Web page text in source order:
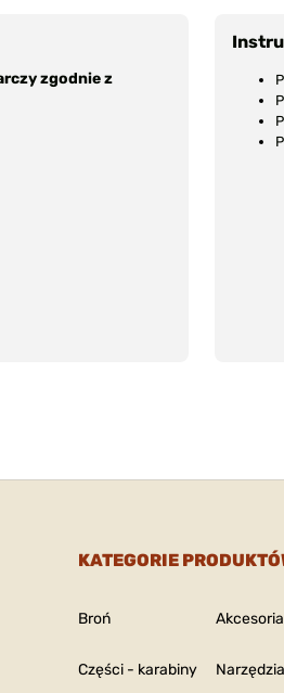
zgodnie z
KATEGORIE
Broń
Części - karabiny